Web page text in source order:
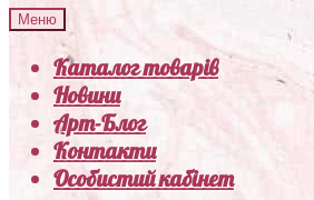
Меню
Каталог товарів
Новини
Арт-Блог
Контакти
Особистий кабінет